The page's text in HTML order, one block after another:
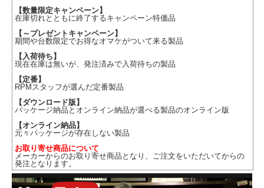
【数量限定キャンペーン】
在庫切れとともに終了するキャンペーン特価品
【～プレゼントキャンペーン】
期間や台数限定でお得なオマケがついて来る製品
【入荷待ち】
現在在庫は無いが、発注済みで入荷待ちの製品
【定番】
RPMスタッフが選んだ定番製品
【ダウンロード版】
パッケージ納品とオンライン納品が選べる製品のオンライン版
【オンライン納品】
元々パッケージが存在しない製品
お取り寄せ商品について
メーカーからのお取り寄せ商品となり、ご注文をいただいてからの
発注となります。